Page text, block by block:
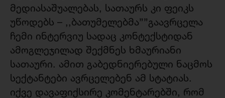
მედიასაშუალებას, სათაურს კი ფეიკს
უწოდებს – ,,ბათუმელებმა””გაავრცელა
ჩემი ინტერვიუ სადაც კონტექსტიდან
ამოგლეჯილად შექმნეს ხმაურიანი
სათაური. ამით გაბედნიერებული ნაცმოს
სექტანტები ავრცელებენ ამ სტატიას.
იქვე დავაფიქსირე კომენტარებში, რომ